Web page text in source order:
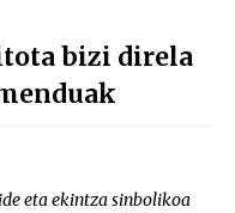
bizi direla
eta ekintza sinbolikoa